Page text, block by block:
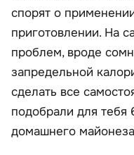
спорят о
приготовлении. На
проблем, вроде
запредельной
сделать все
подобрали для тебя
домашнего